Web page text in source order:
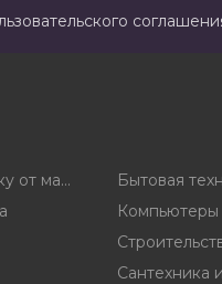
Товары по акции и в рассрочку от магазина
Бытовая
Сантехника